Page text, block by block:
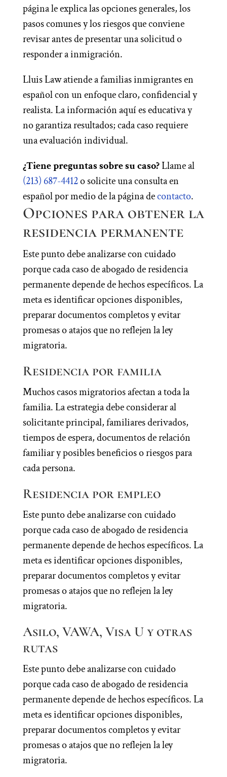
página le explica las opciones generales, los
pasos comunes y los riesgos que conviene
revisar antes de presentar una solicitud o
responder a inmigración.
Lluis Law atiende a familias inmigrantes en
español con un enfoque claro, confidencial y
realista. La información aquí es educativa y
no garantiza resultados; cada caso requiere
una evaluación individual.
¿Tiene preguntas sobre su caso?Llame al
(213) 687-4412o solicite una consulta en
español por medio de la página decontacto.
Opciones para obtener la
residencia permanente
Este punto debe analizarse con cuidado
porque cada caso de abogado de residencia
permanente depende de hechos específicos. La
meta es identificar opciones disponibles,
preparar documentos completos y evitar
promesas o atajos que no reflejen la ley
migratoria.
Residencia por familia
Muchos casos migratorios afectan a toda la
familia. La estrategia debe considerar al
solicitante principal, familiares derivados,
tiempos de espera, documentos de relación
familiar y posibles beneficios o riesgos para
cada persona.
Residencia por empleo
Este punto debe analizarse con cuidado
porque cada caso de abogado de residencia
permanente depende de hechos específicos. La
meta es identificar opciones disponibles,
preparar documentos completos y evitar
promesas o atajos que no reflejen la ley
migratoria.
Asilo, VAWA, Visa U y otras
rutas
Este punto debe analizarse con cuidado
porque cada caso de abogado de residencia
permanente depende de hechos específicos. La
meta es identificar opciones disponibles,
preparar documentos completos y evitar
promesas o atajos que no reflejen la ley
migratoria.